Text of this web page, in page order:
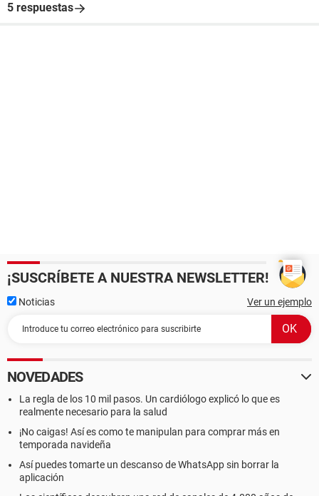
5 respuestas
¡SUSCRÍBETE A NUESTRA NEWSLETTER!
Noticias Ver un ejemplo
NOVEDADES
La regla de los 10 mil pasos. Un cardiólogo explicó lo que es
realmente necesario para la salud
¡No caigas! Así es como te manipulan para comprar más en
temporada navideña
Así puedes tomarte un descanso de WhatsApp sin borrar la
aplicación